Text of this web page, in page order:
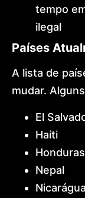
tempo
ilegal
Países
A lista de
mudar.
El
Haiti
Honduras
Nepal
Nicarágua